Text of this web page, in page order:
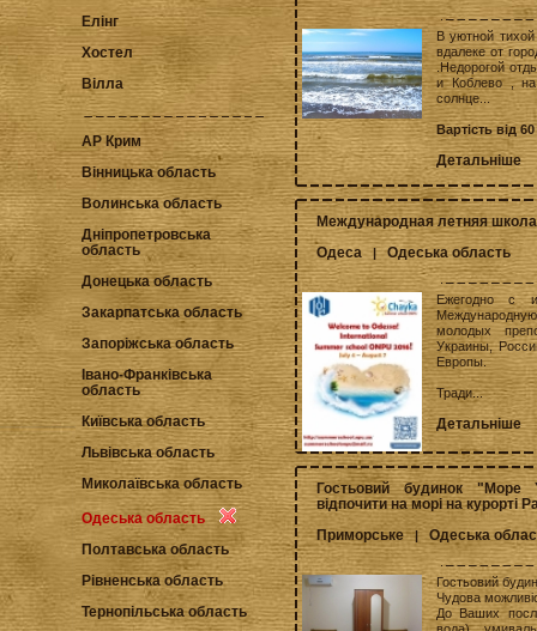
Елінг
Хостел
Вілла
АР Крим
Вінницька область
Волинська область
Дніпропетровська
область
Донецька область
Закарпатська область
Запоріжська область
Івано-Франківська
область
Київська область
Львівська область
Миколаївська область
Одеська область
Полтавська область
Рівненська область
Тернопільська область
В уютной
вдалеке от
.Недорогой
и Коблево ,
солнце...
Вартість від
Детальніше
Международная летняя
Одеса |Одеська область
Ежегодно с
молодых
Украины,
Европы.
Тради...
Детальніше
Гостьовий будинок "Море
відпочити на морі на курорті
Приморське | Одеська
Гостьовий
Чудова
До Ваших